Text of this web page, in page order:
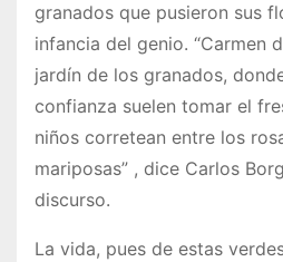
granados que pusieron sus
infancia del genio. “Carmen
jardín de los granados,
confianza suelen tomar el
niños corretean entre los
mariposas” , dice Carlos
discurso.
La vida, pues de estas